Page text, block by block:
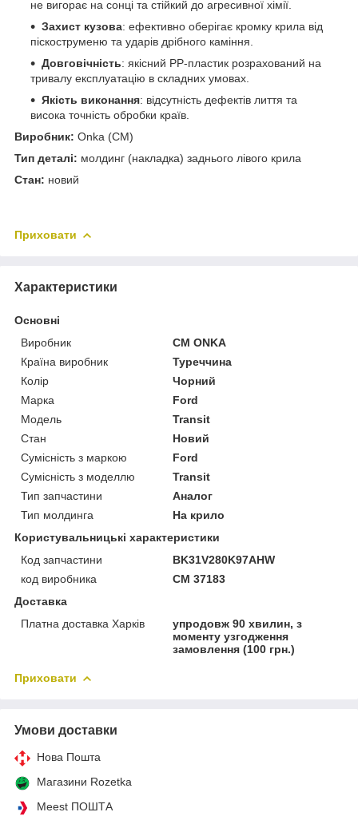
не вигорає на сонці та стійкий до агресивної хімії.
Захист кузова: ефективно оберігає кромку крила від
піскоструменю та ударів дрібного каміння.
Довговічність: якісний PP-пластик розрахований на
тривалу експлуатацію в складних умовах.
Якість виконання: відсутність дефектів лиття та
висока точність обробки країв.
Виробник: Onka (CM)
Тип деталі: молдинг (накладка) заднього лівого крила
Стан: новий
Приховати
Характеристики
Основні
Виробник
CM ONKA
Країна виробник
Туреччина
Колір
Чорний
Марка
Ford
Модель
Transit
Стан
Новий
Сумісність з маркою
Ford
Сумісність з моделлю
Transit
Тип запчастини
Аналог
Тип молдинга
На крило
Користувальницькі характеристики
Код запчастини
BK31V280K97AHW
код виробника
CM 37183
Доставка
Платна доставка Харків
упродовж 90 хвилин, з
моменту узгодження
замовлення (100 грн.)
Приховати
Умови доставки
Нова Пошта
Магазини Rozetka
Meest ПОШТА